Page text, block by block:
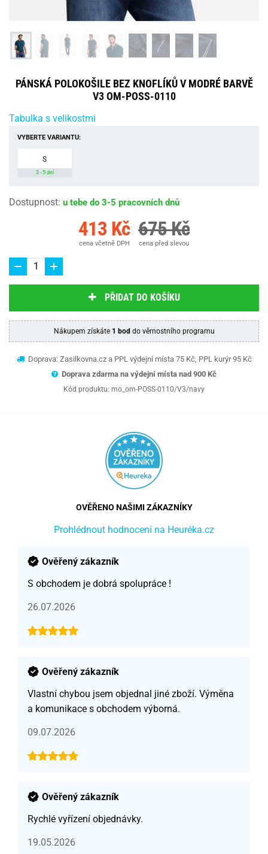
PÁNSKÁ POLOKOŠILE BEZ KNOFLÍKŮ V MODRÉ BARVĚ
V3 OM-POSS-0110
Tabulka s velikostmi
VYBERTE VARIANTU:
S
3 - 5 dní
Dostupnost: u tebe do 3-5 pracovních dnů
413 Kč
cena včetně DPH
675 Kč
cena před slevou
PŘIDAT DO KOŠÍKU
Nákupem získáte 1 bod do věrnostního programu
Doprava: Zasilkovna.cz a PPL výdejní místa 75 Kč, PPL kurýr 95 Kč
Doprava zdarma na výdejní místa nad 900 Kč
Kód produktu: mo_om-POSS-0110/V3/navy
OVĚŘENO NAŠIMI ZÁKAZNÍKY
Prohlédnout hodnocení na Heuréka.cz
Ověřený zákazník
S obchodem je dobrá spolupráce !
26.07.2026
Ověřený zákazník
Vlastní chybou jsem objednal jiné zboží. Výměna
a komunikace s obchodem výborná.
09.07.2026
Ověřený zákazník
Rychlé vyřízení objednávky.
19.05.2026